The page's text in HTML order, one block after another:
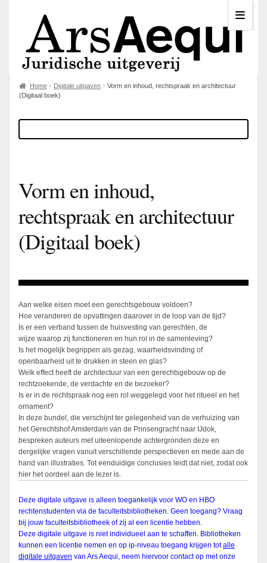
Home Digitale uitgaven
Vorm en inhoud, rechtspraak en architectuur
(Digitaal boek)
Vorm en inhoud,
rechtspraak en architectuur
(Digitaal boek)
Aan welke eisen moet een gerechtsgebouw voldoen?
Hoe veranderen de opvattingen daarover in de loop van de tijd?
Is er een verband tussen de huisvesting van gerechten, de
wijze waarop zij functioneren en hun rol in de samenleving?
Is het mogelijk begrippen als gezag, waarheidsvinding of
openbaarheid uit te drukken in steen en glas?
Welk effect heeft de architectuur van een gerechtsgebouw op de
rechtzoekende, de verdachte en de bezoeker?
Is er in de rechtspraak nog een rol weggelegd voor het ritueel en het
ornament?
In deze bundel, die verschijnt ter gelegenheid van de verhuizing van
het Gerechtshof Amsterdam van de Prinsengracht naar IJdok,
bespreken auteurs met uiteenlopende achtergronden deze en
dergelijke vragen vanuit verschillende perspectieven en mede aan de
hand van illustraties. Tot eenduidige conclusies leidt dat niet, zodat ook
hier het oordeel aan de lezer is.
Deze digitale uitgave is alleen toegankelijk voor WO en HBO
rechtenstudenten via de faculteitsbibliotheken. Geen toegang? Vraag
bij jouw faculteitsbibliotheek of zij al een licentie hebben.
Deze digitale uitgave is niet individueel aan te schaffen. Bibliotheken
kunnen een licentie nemen en op ip-niveau toegang krijgen totalle
digitale uitgaven van Ars Aequi, neem hiervoor contact op met onze